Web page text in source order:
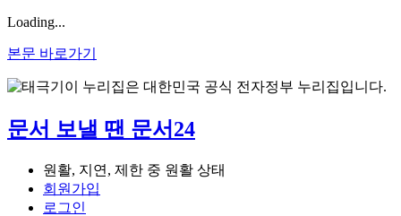
Loading...
본문 바로가기
이 누리집은 대한민국 공식 전자정부 누리집입니다.
문서 보낼 땐 문서24
원활, 지연, 제한 중 원활 상태
회원가입
로그인